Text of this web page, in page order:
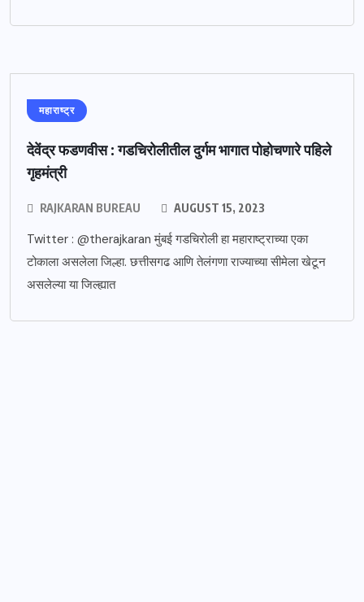
महाराष्ट्र
देवेंद्र फडणवीस : गडचिरोलीतील दुर्गम भागात पोहोचणारे पहिले
गृहमंत्री
RAJKARAN BUREAU AUGUST 15, 2023
Twitter : @therajkaran मुंबई गडचिरोली हा महाराष्ट्राच्या एका
टोकाला असलेला जिल्हा. छत्तीसगढ आणि तेलंगणा राज्याच्या सीमेला खेटून
असलेल्या या जिल्ह्यात